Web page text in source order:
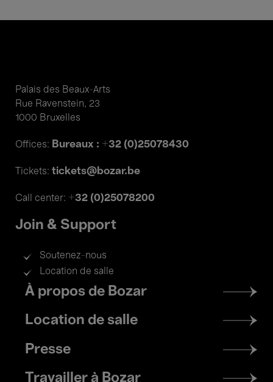
Palais des Beaux-Arts
Rue Ravenstein, 23
1000 Bruxelles
Offices: Bureaux : +32 (0)25078430
Tickets: tickets@bozar.be
Call center: +32 (0)25078200
Join & Support
Soutenez-nous
Location de salle
Footer
menu
À propos de Bozar
Location de salle
Presse
Travailler à Bozar